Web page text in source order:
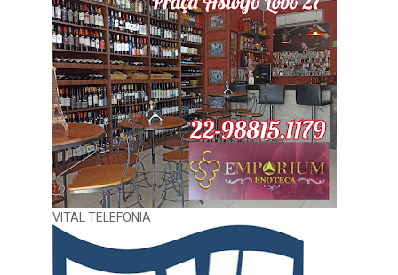
VITAL TELEFONIA